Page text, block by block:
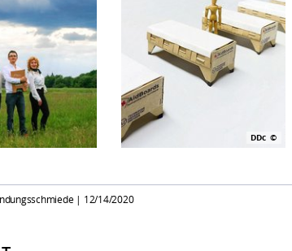
DDc
| 12/14/2020